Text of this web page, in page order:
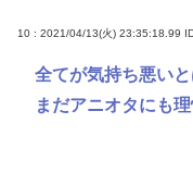
10 : 2021/04/13(火) 23:35:18.99
全てが気持ち悪い
まだアニオタにも